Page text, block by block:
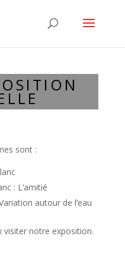
sont :
: L’amitié
autour de l’eau
visiter notre exposition.